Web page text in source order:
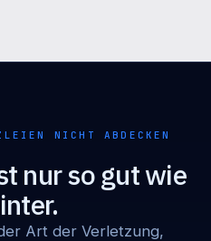
NICHT ABDECKEN
nur so gut wie
Art der Verletzung,